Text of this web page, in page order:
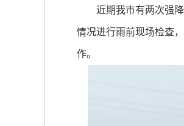
近期我市有两次强降
情况进行雨前现场检查
作。